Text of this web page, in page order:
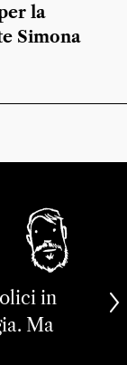
la
Simona
in
Ma